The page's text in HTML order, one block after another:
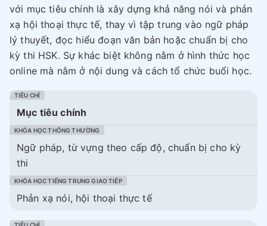
với mục tiêu chính là xây dựng khả năng nói và phản
xạ hội thoại thực tế, thay vì tập trung vào ngữ pháp
lý thuyết, đọc hiểu đoạn văn bản hoặc chuẩn bị cho
kỳ thi HSK. Sự khác biệt không nằm ở hình thức học
online mà nằm ở nội dung và cách tổ chức buổi học.
Mục tiêu chính
Ngữ pháp, từ vựng theo cấp độ, chuẩn bị cho kỳ
thi
Phản xạ nói, hội thoại thực tế